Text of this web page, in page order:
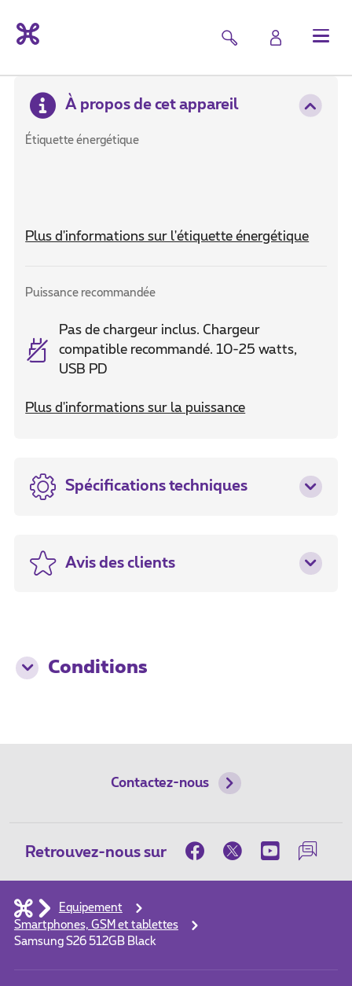
À propos de cet appareil
Étiquette énergétique
Plus d'informations sur l'étiquette énergétique
Puissance recommandée
Pas de chargeur inclus. Chargeur
compatible recommandé. 10-25 watts,
USB PD
Plus d'informations sur la puissance
Spécifications techniques
Avis des clients
Conditions
Contactez-nous
Retrouvez-nous sur
Equipement
Smartphones, GSM et tablettes
Samsung S26 512GB Black